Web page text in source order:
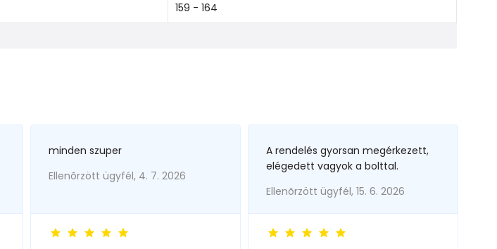
159 - 164
minden szuper
Ellenõrzött ügyfél, 4. 7. 2026
A rendelés gyorsan megérkezett,
elégedett vagyok a bolttal.
Ellenõrzött ügyfél, 15. 6. 2026